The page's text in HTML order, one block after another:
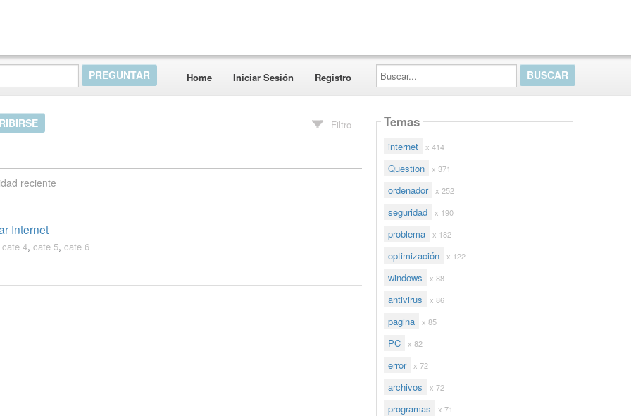
Home Iniciar Sesión Registro
Buscar...
Filtro
reciente
Internet
cate 4, cate 5, cate 6
Temas
internet x 414
Question x 371
ordenador x 252
seguridad x 190
problema x 182
optimización x 122
windows x 88
antivirus x 86
pagina x 85
PC x 82
error x 72
archivos x 72
programas x 71